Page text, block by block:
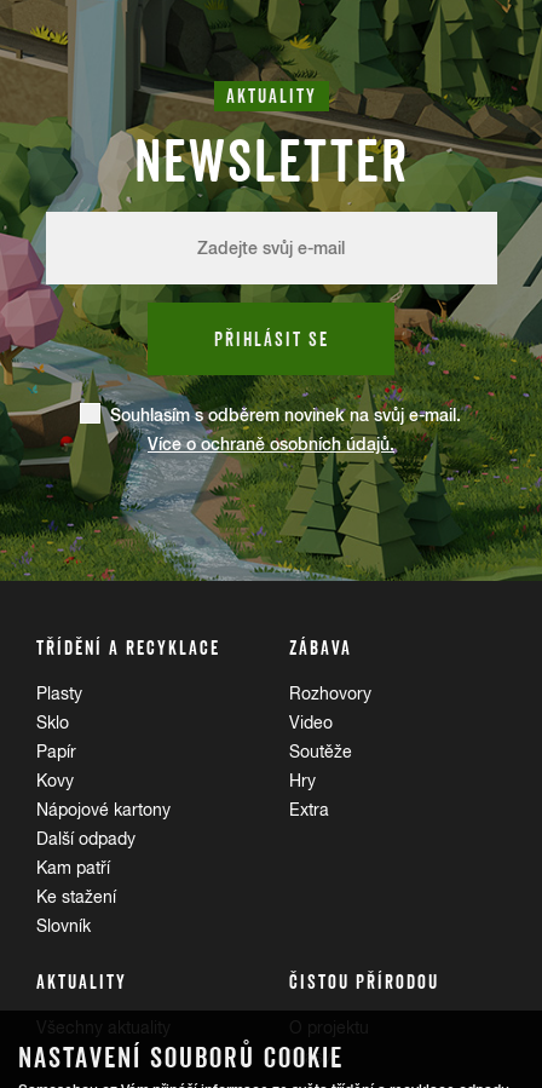
AKTUALITY
NEWSLETTER
PŘIHLÁSIT SE
Souhlasím s odběrem novinek na svůj e-mail.
Více o ochraně osobních údajů.
TŘÍDĚNÍ A RECYKLACE
Plasty
Sklo
Papír
Kovy
Nápojové kartony
Další odpady
Kam patří
Ke stažení
Slovník
ZÁBAVA
Rozhovory
Video
Soutěže
Hry
Extra
AKTUALITY ČISTOU PŘÍRODOU
Trasy
NASTAVENÍ SOUBORŮ COOKIE